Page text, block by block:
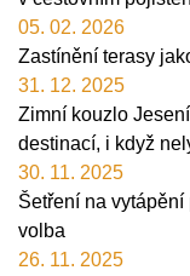
05. 02. 2026
Zastínění terasy
31. 12. 2025
Zimní kouzlo
destinací, i když
30. 11. 2025
Šetření na
volba
26. 11. 2025